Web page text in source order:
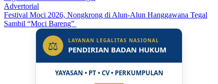
Advertorial
Festival Moci 2026, Nongkrong di Alun-Alun Hanggawana Tegal
Sambil “Moci Bareng”
⚖ LAYANAN LEGALITAS NASIONAL
PENDIRIAN BADAN HUKUM
YAYASAN • PT • CV • PERKUMPULAN